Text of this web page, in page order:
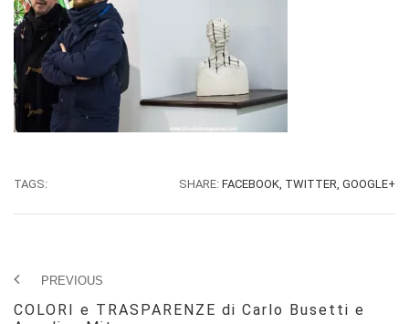
TAGS: SHARE: FACEBOOK, TWITTER, GOOGLE+
PREVIOUS
COLORI e TRASPARENZE di Carlo Busetti e